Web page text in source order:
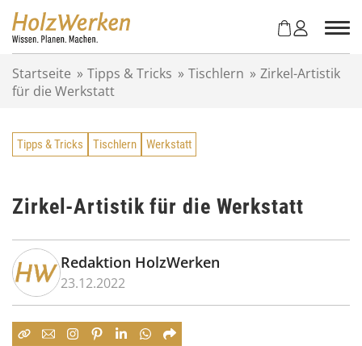
Startseite » Tipps & Tricks » Tischlern » Zirkel-Artistik
für die Werkstatt
Tipps & Tricks Tischlern Werkstatt
Zirkel-Artistik für die Werkstatt
Redaktion HolzWerken
23.12.2022